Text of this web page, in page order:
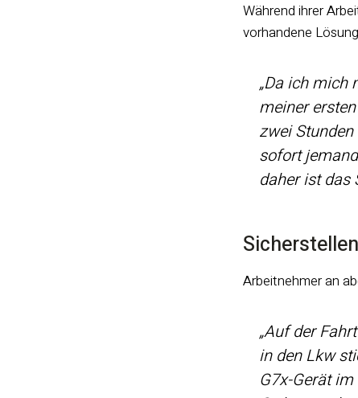
Während ihrer
vorhandene
„Da ich mich
meiner
zwei
sofort
daher ist das
Arbeitnehmer an
„Auf der
in den Lkw
G7x-Gerät